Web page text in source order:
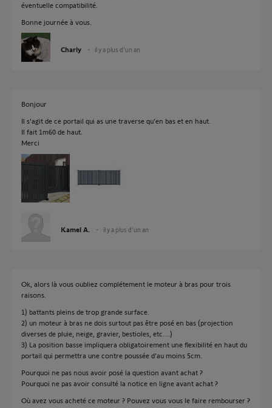
éventuelle compatibilité.
Bonne journée à vous.
Charly il y a plus d'un an
Bonjour
Il s'agit de ce portail qui as une traverse qu'en bas et en haut.
Il fait 1m60 de haut.
Merci
Kamel A. il y a plus d'un an
Ok, alors là vous oubliez complétement le moteur à bras pour trois
raisons.
1) battants pleins de trop grande surface.
2) un moteur à bras ne dois surtout pas être posé en bas (projection
diverses de pluie, neige, gravier, bestioles, etc....)
3) La position basse impliquera obligatoirement une flexibilité en haut du
portail qui permettra une contre poussée d'au moins 5cm.
Pourquoi ne pas nous avoir posé la question avant achat ?
Pourquoi ne pas avoir consulté la notice en ligne avant achat ?
Où avez vous acheté ce moteur ? Pouvez vous vous le faire rembourser ?